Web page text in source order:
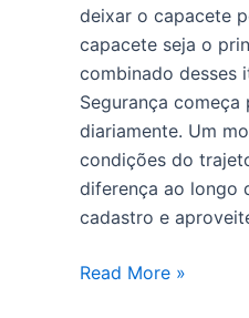
deixar o capacete
capacete seja o
combinado desses
Segurança
diariamente. Um
condições do
diferença ao longo
cadastro e
Read More »